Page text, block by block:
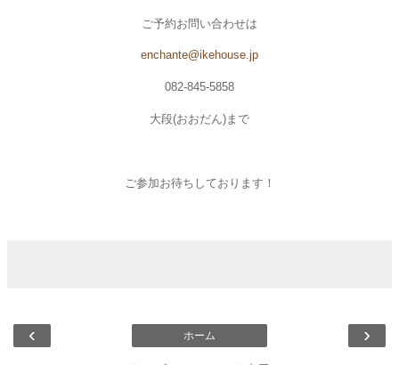
ご予約お問い合わせは
enchante@ikehouse.jp
082-845-5858
大段(おおだん) まで
ご参加お待ちしております！
‹ ›
ホーム